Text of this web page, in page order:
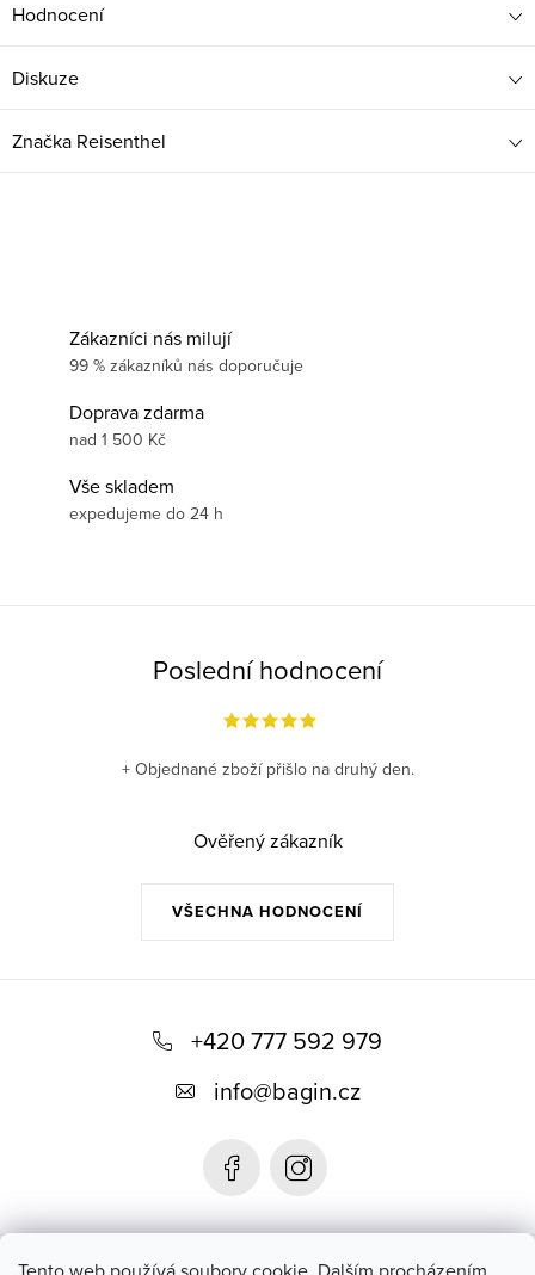
Hodnocení
Diskuze
Značka Reisenthel
Zákazníci nás milují
99 % zákazníků nás doporučuje
Doprava zdarma
nad 1 500 Kč
Vše skladem
expedujeme do 24 h
Poslední hodnocení
VŠECHNA HODNOCENÍ
+ Objednané zboží přišlo na druhý den.
Ověřený zákazník
+420 777 592 979
info@bagin.cz
Bagin.cz